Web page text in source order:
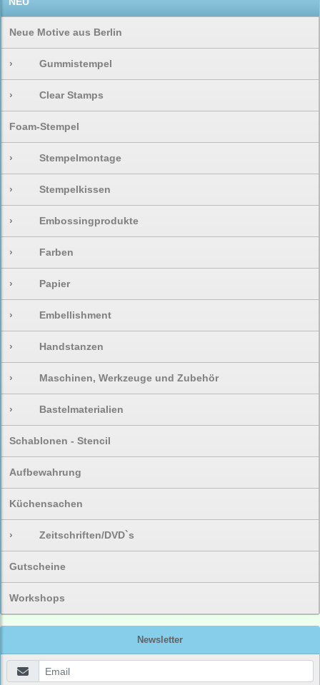
Neue Motive aus Berlin
› Gummistempel
› Clear Stamps
Foam-Stempel
› Stempelmontage
› Stempelkissen
› Embossingprodukte
› Farben
› Papier
› Embellishment
› Handstanzen
› Maschinen, Werkzeuge und Zubehör
› Bastelmaterialien
Schablonen - Stencil
Aufbewahrung
Küchensachen
› Zeitschriften/DVD`s
Gutscheine
Workshops
Newsletter